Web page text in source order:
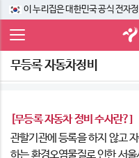
이 누리집은 대한민국 공식 전자
무등록 자동차정비
[무등록 자동차 정비 수사란?]
관할기관에 등록을 하지 않고
하는 환경오염물질로 인한 서